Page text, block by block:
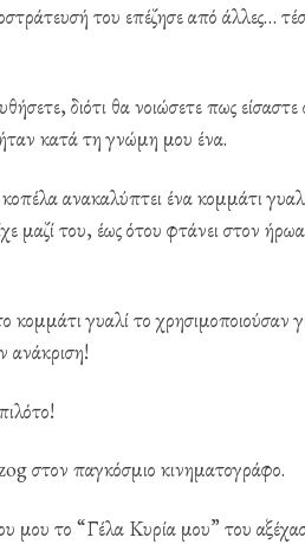
του επέζησε από άλλες…
διότι θα νοιώσετε πως είσαστε
κατά τη γνώμη μου ένα.
ανακαλύπτει ένα κομμάτι
μαζί του, έως ότου φτάνει στον ήρωα
κομμάτι γυαλί το χρησιμοποιούσαν
ανάκριση!
στον παγκόσμιο κινηματογράφο.
μου το “Γέλα Κυρία μου” του